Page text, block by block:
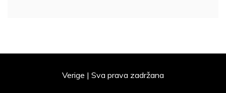
Verige | Sva prava zadržana